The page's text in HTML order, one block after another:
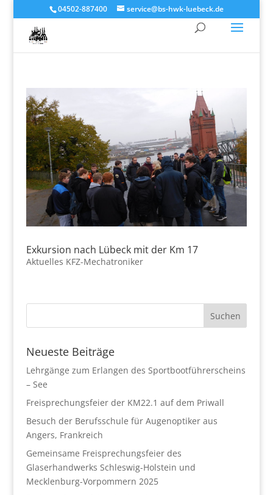
04502-887400 service@bs-hwk-luebeck.de
Exkursion nach Lübeck mit der Km 17
Aktuelles KFZ-Mechatroniker
Neueste Beiträge
Lehrgänge zum Erlangen des Sportbootführerscheins
– See
Freisprechungsfeier der KM22.1 auf dem Priwall
Besuch der Berufsschule für Augenoptiker aus
Angers, Frankreich
Gemeinsame Freisprechungsfeier des
Glaserhandwerks Schleswig-Holstein und
Mecklenburg-Vorpommern 2025